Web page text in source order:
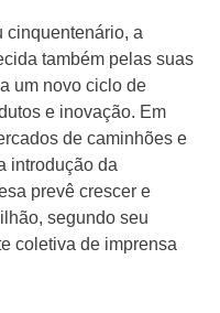
cinquentenário, a
também pelas suas
um novo ciclo de
e inovação. Em
de caminhões e
introdução da
prevê crescer e
segundo seu
coletiva de imprensa